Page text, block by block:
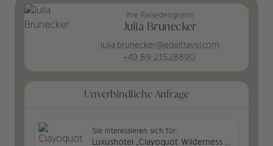
Ihre Reisedesignerin
Julia Brunecker
julia.brunecker@edeltravel.com
+49 89 21528890
Unverbindliche Anfrage
Sie interessieren sich für: